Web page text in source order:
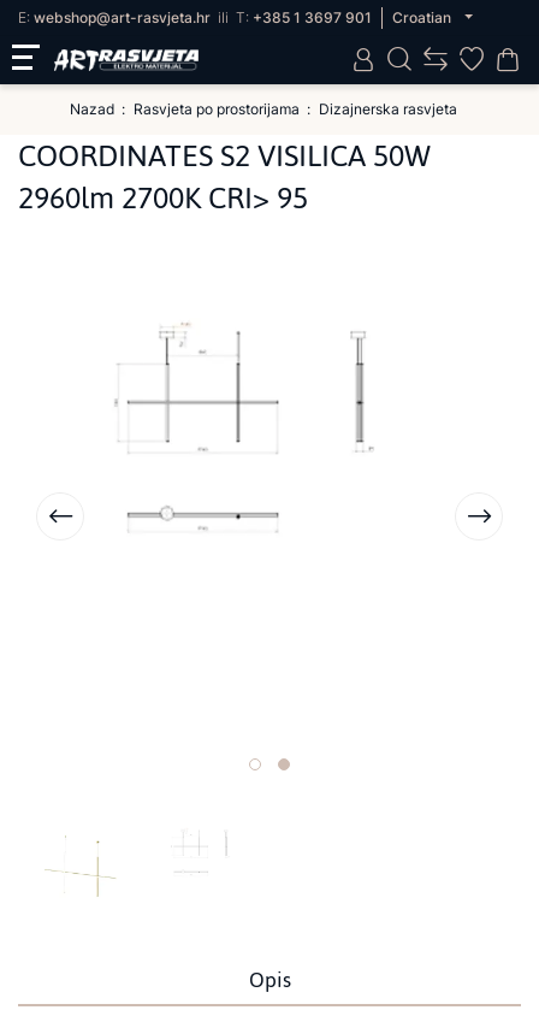
E: webshop@art-rasvjeta.hr ili T: +385 1 3697 901 Croatian
Nazad Rasvjeta po prostorijama Dizajnerska rasvjeta
COORDINATES S2 VISILICA 50W
2960lm 2700K CRI> 95
Opis